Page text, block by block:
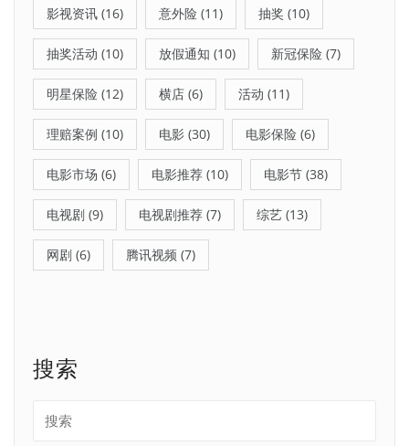
影视资讯 (16) 意外险 (11) 抽奖 (10)
抽奖活动 (10) 放假通知 (10) 新冠保险 (7)
明星保险 (12) 横店 (6) 活动 (11)
理赔案例 (10) 电影 (30) 电影保险 (6)
电影市场 (6) 电影推荐 (10) 电影节 (38)
电视剧 (9) 电视剧推荐 (7) 综艺 (13)
网剧 (6) 腾讯视频 (7)
搜索